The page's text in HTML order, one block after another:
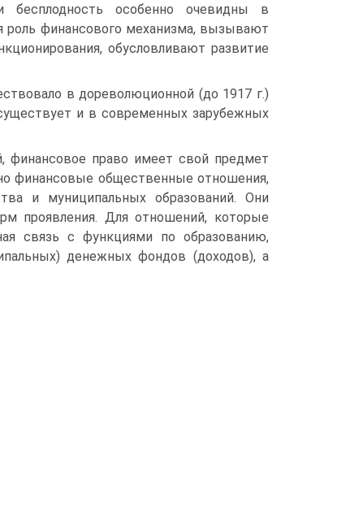
бесплодность особенно очевидны в
роль финансового механизма, вызывают
обусловливают развитие
в дореволюционной (до 1917 г.)
и в современных зарубежных
финансовое право имеет свой предмет
финансовые общественные отношения,
и муниципальных образований. Они
проявления. Для отношений, которые
связь с функциями по образованию,
денежных фондов (доходов), а